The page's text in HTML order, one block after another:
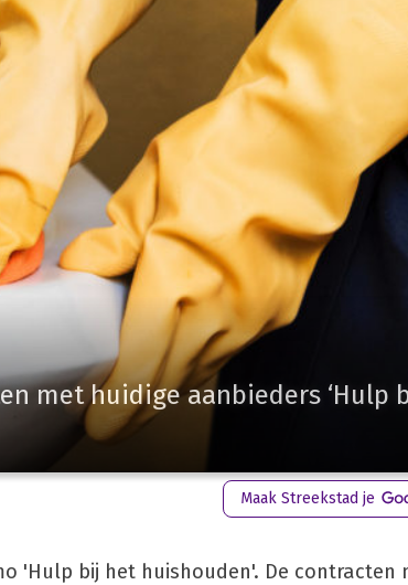
met huidige aanbieders ‘Hulp
Maak Streekstad je
'Hulp bij het huishouden'. De contracten